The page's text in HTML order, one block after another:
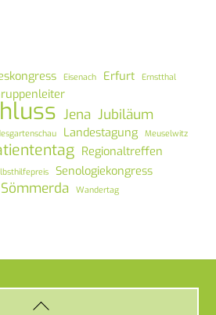
Eisenach Erfurt Ernstthal
Jena Jubiläum
Landestagung
Meuselwitz
Regionaltreffen
Senologiekongress
Sömmerda Wandertag
Back